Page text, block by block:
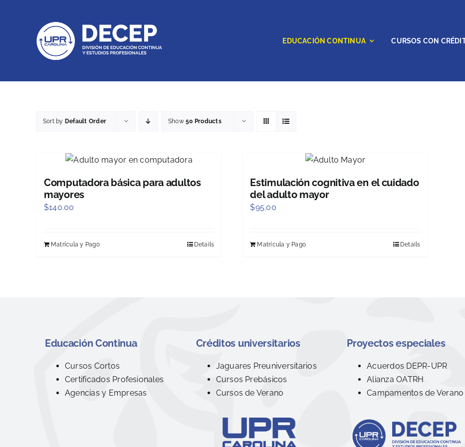
EDUCACIÓN CONTINUA CURSOS CON
Sort by Default Order Show50 Products
Computadora básica para adultos
mayores
$140.00
Matrícula y Pago Details
Estimulación cognitiva en el cuidado
del adulto mayor
$95.00
Matrícula y Pago Details
Educación Continua
Cursos Cortos
Certificados Profesionales
Agencias y Empresas
Créditos universitarios
Jaguares Preuniversitarios
Cursos Prebásicos
Cursos de Verano
Proyectos especiales
Acuerdos DEPR-UPR
Alianza OATRH
Campamentos de Verano